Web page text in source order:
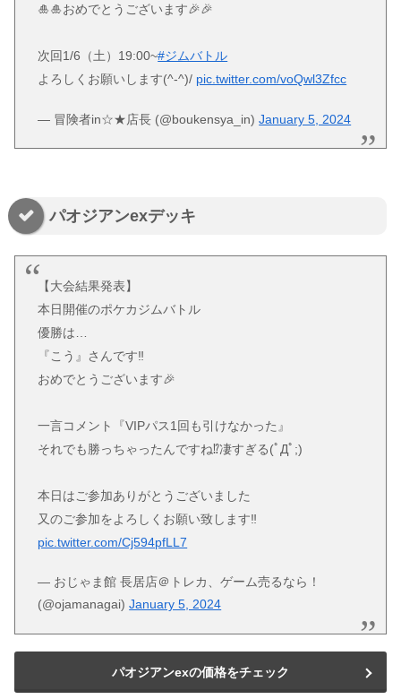
🎍🎍おめでとうございます🎉🎉
次回1/6（土）19:00~#ジムバトル
よろしくお願いします(^-^)/ pic.twitter.com/voQwl3Zfcc
— 冒険者in☆★店長 (@boukensya_in)January 5, 2024
パオジアンexデッキ
【大会結果発表】
本日開催のポケカジムバトル
優勝は…
『こう』さんです‼
おめでとうございます🎉
一言コメント『VIPパス1回も引けなかった』
それでも勝っちゃったんですね⁉凄すぎる(ﾟДﾟ;)
本日はご参加ありがとうございました
又のご参加をよろしくお願い致します‼
pic.twitter.com/Cj594pfLL7
— おじゃま館 長居店＠トレカ、ゲーム売るなら！
(@ojamanagai)January 5, 2024
パオジアンexの価格をチェック